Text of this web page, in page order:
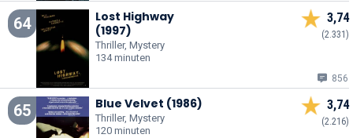
64
Lost Highway
(1997)
Thriller, Mystery
134 minuten
3,74
(2.331)
856
65 Blue Velvet (1986)
Thriller, Mystery
120 minuten
3,74
(2.216)